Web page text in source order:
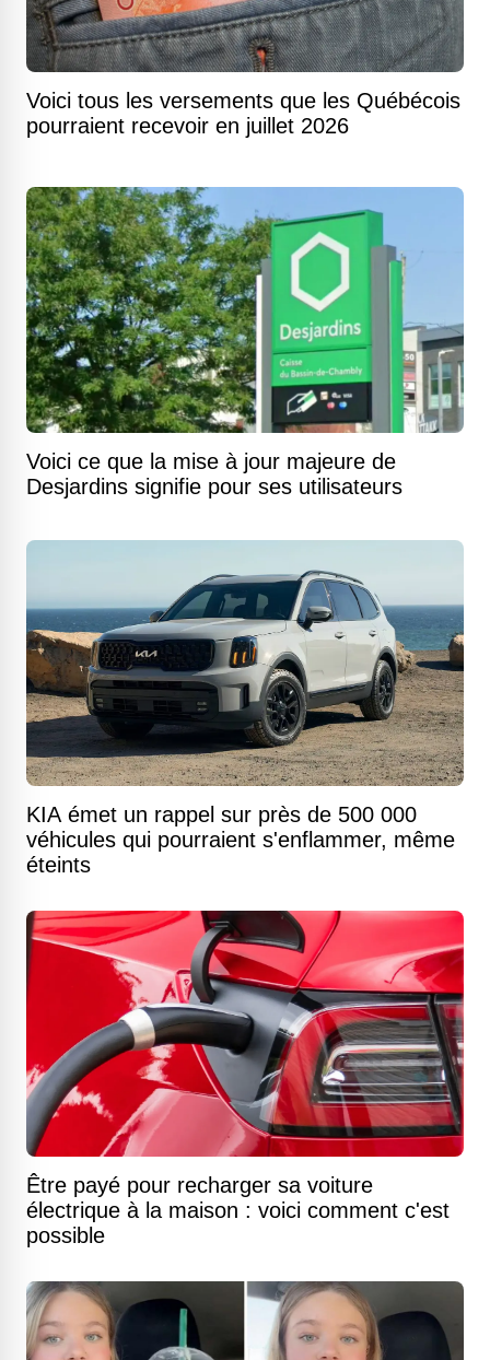
Voici tous les versements que les Québécois
pourraient recevoir en juillet 2026
Voici ce que la mise à jour majeure de
Desjardins signifie pour ses utilisateurs
KIA émet un rappel sur près de 500 000
véhicules qui pourraient s'enflammer, même
éteints
Être payé pour recharger sa voiture
électrique à la maison : voici comment c'est
possible